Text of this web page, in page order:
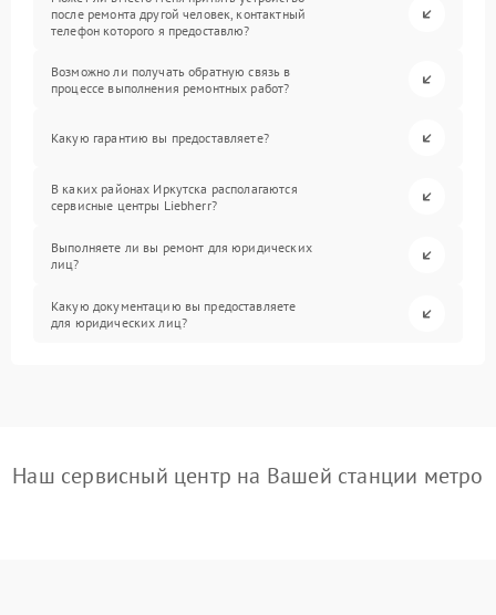
после ремонта другой человек, контактный
телефон которого я предоставлю?
Возможно ли получать обратную связь в
процессе выполнения ремонтных работ?
Какую гарантию вы предоставляете?
В каких районах Иркутска располагаются
сервисные центры Liebherr?
Выполняете ли вы ремонт для юридических
лиц?
Какую документацию вы предоставляете
для юридических лиц?
Наш сервисный центр на Вашей станции метро